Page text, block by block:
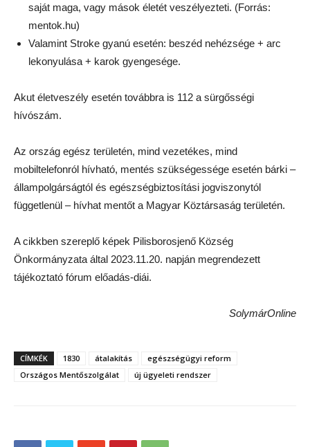
saját maga, vagy mások életét veszélyezteti. (Forrás:
mentok.hu)
Valamint Stroke gyanú esetén: beszéd nehézsége + arc
lekonyulása + karok gyengesége.
Akut életveszély esetén továbbra is 112 a sürgősségi
hívószám.
Az ország egész területén, mind vezetékes, mind
mobiltelefonról hívható, mentés szükségessége esetén bárki –
állampolgárságtól és egészségbiztosítási jogviszonytól
függetlenül – hívhat mentőt a Magyar Köztársaság területén.
A cikkben szereplő képek Pilisborosjenő Község
Önkormányzata által 2023.11.20. napján megrendezett
tájékoztató fórum előadás-diái.
SolymárOnline
CÍMKÉK 1830 átalakítás
egészségügyi reform
Országos Mentőszolgálat
új ügyeleti rendszer